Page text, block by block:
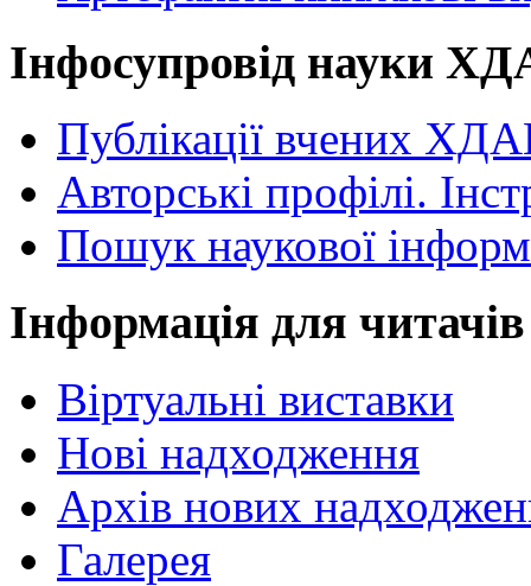
Інфосупровід науки
Публікації вчених
Авторські профілі.
Пошук наукової
Інформація для читачів
Віртуальні виставки
Нові надходження
Архів нових
Галерея